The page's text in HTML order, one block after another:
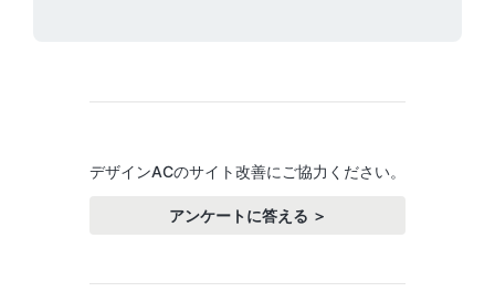
デザインACのサイト改善にご協力ください。
アンケートに答える ＞